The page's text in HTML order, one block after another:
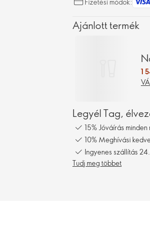
Ajánlott termék
1
Legyél Tag,
15% Jóváírás
10% Meghívási
Ingyenes szállítás
Tudj meg többet